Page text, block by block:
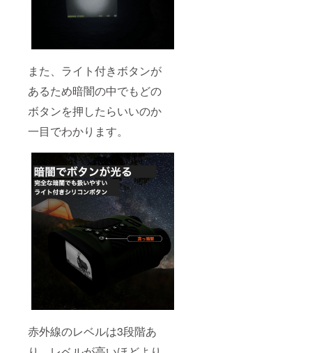
また、ライト付きボタンが
あるため暗闇の中でもどの
ボタンを押したらいいのか
一目でわかります。
赤外線のレベルは3段階あ